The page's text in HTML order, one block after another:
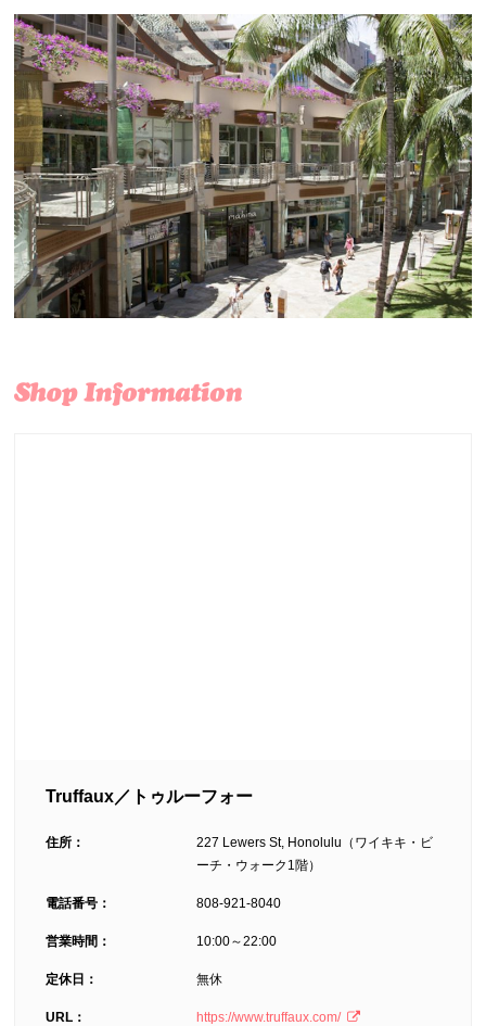
Truffaux／トゥルーフォー
住所：
227 Lewers St, Honolulu（ワイキキ・ビ
ーチ・ウォーク1階）
電話番号： 808-921-8040
営業時間： 10:00～22:00
定休日： 無休
URL： https://www.truffaux.com/